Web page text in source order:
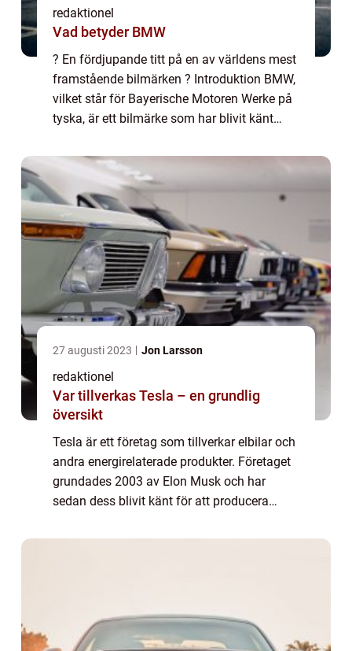
redaktionel
Vad betyder BMW
? En fördjupande titt på en av världens mest
framstående bilmärken ? Introduktion BMW,
vilket står för Bayerische Motoren Werke på
tyska, är ett bilmärke som har blivit känt
eleganta design och kvalitet. Denna ar...
27 augusti 2023 Jon Larsson
redaktionel
Var tillverkas Tesla – en grundlig
översikt
Tesla är ett företag som tillverkar elbilar och
andra energirelaterade produkter. Företaget
grundades 2003 av Elon Musk och har
sedan dess blivit känt för att producera
den elektriska fordonsbranschen. Tesla ...